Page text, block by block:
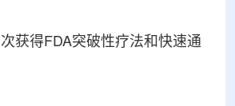
获得FDA突破性疗法和快速通